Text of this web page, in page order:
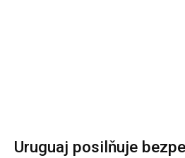
Uruguaj posilňuje